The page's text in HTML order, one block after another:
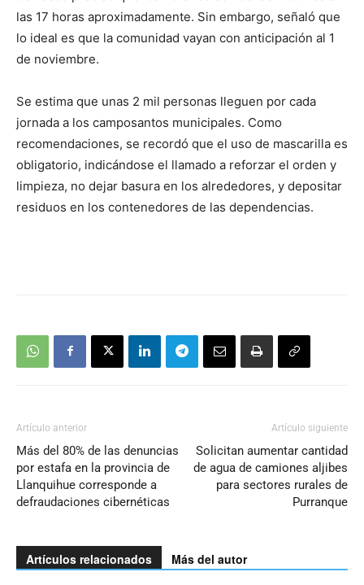
las 17 horas aproximadamente. Sin embargo, señaló que
lo ideal es que la comunidad vayan con anticipación al 1
de noviembre.
Se estima que unas 2 mil personas lleguen por cada
jornada a los camposantos municipales. Como
recomendaciones, se recordó que el uso de mascarilla es
obligatorio, indicándose el llamado a reforzar el orden y
limpieza, no dejar basura en los alrededores, y depositar
residuos en los contenedores de las dependencias.
Artículo anterior
Más del 80% de las denuncias
por estafa en la provincia de
Llanquihue corresponde a
defraudaciones cibernéticas
Artículo siguiente
Solicitan aumentar cantidad
de agua de camiones aljibes
para sectores rurales de
Purranque
Artículos relacionados Más del autor